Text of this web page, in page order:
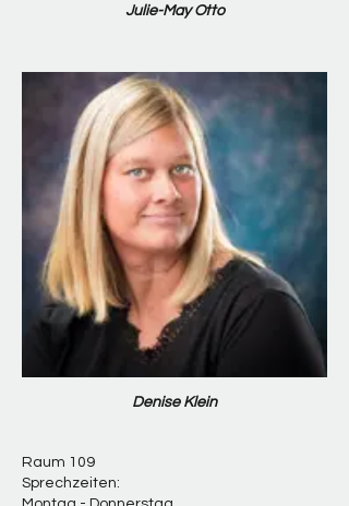
Julie-May Otto
Denise Klein
Raum 109
Sprechzeiten: